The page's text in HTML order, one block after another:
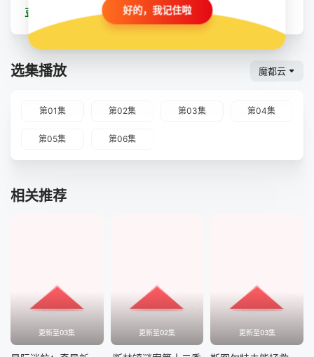
豆瓣：
神秘博士 第十五季
选集播放 魔都云
第01集 第02集 第03集 第04集
第05集 第06集
相关推荐
更新至03集 更新至02集 更新至03集
好的，我记住啦